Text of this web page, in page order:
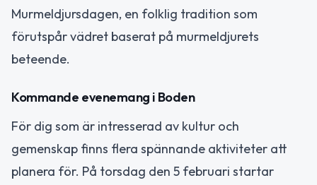
Murmeldjursdagen, en folklig tradition som
förutspår vädret baserat på murmeldjurets
beteende.
Kommande evenemang i Boden
För dig som är intresserad av kultur och
gemenskap finns flera spännande aktiviteter att
planera för. På torsdag den 5 februari startar